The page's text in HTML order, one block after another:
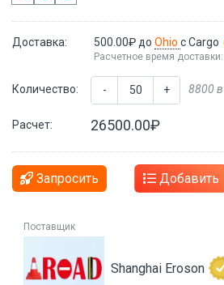
Доставка: 500.00₽ до Ohio с Cargo
Расчетное время
Количество: - + 8800
Расчет: 26500.00₽
Запросить Добавить
Поставщик
Shanghai Eroson